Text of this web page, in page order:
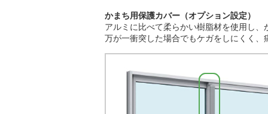
かまち用保護カバー（オプション設定）
アルミに比べて柔らかい樹脂材を使用し
万が一衝突した場合でもケガをしにくく、